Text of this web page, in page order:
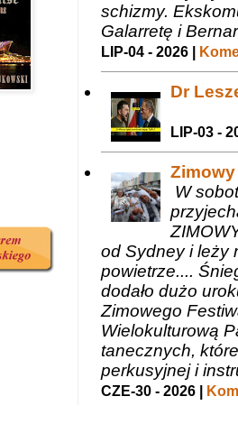
schizmy.
Galarretę i
LIP-04 - 2026 |
Dr
LIP-03 -
W
od Sydney i leży
powietrze....
dodało dużo
Zimowego
Wielokulturową
tanecznych,
perkusyjnej i
CZE-30 - 2026 |